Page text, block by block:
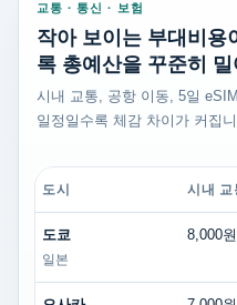
교통 · 통신 · 보험
작아 보이는 부대비용
록 총예산을 꾸준히
시내 교통, 공항 이동, 5일
일정일수록 체감 차이가 커집
도시 시내 교
도쿄
일본
8,000